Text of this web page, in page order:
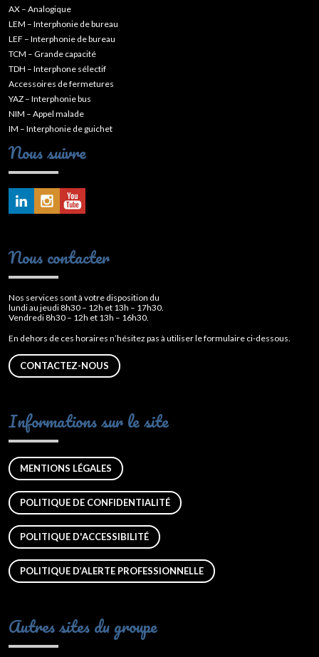
AX – Analogique
LEM – Interphonie de bureau
LEF – Interphonie de bureau
TCM – Grande capacité
TDH – Interphone sélectif
Accessoires de fermetures
YAZ – Interphonie bus
NIM – Appel malade
IM – Interphonie de guichet
Nous suivre
Nous contacter
Nos services sont à votre disposition du
lundi au jeudi 8h30 – 12h et 13h – 17h30.
Vendredi 8h30 – 12h et 13h – 16h30.
En dehors de ces horaires n’hésitez pas à utiliser le formulaire ci-dessous.
CONTACTEZ-NOUS
Informations sur le site
MENTIONS LÉGALES
POLITIQUE DE CONFIDENTIALITÉ
POLITIQUE D'ACCESSIBILITÉ
POLITIQUE D’ALERTE PROFESSIONNELLE
Autres sites du groupe